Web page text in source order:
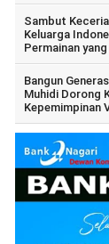
Sambut
Keluarga
Permainan
Bangun
Muhidi Dorong
Kepemimpinan